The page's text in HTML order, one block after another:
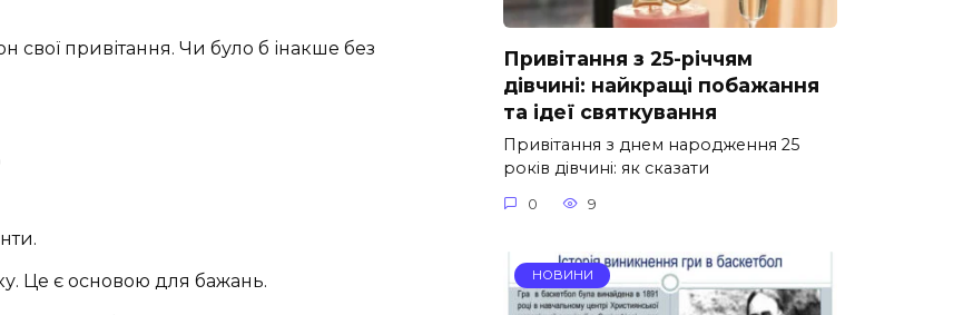
свої привітання. Чи було б інакше без
Це є основою для бажань.
Привітання з 25-річчям
дівчині: найкращі побажання
та ідеї святкування
Привітання з днем народження 25
років дівчині: як сказати
0 9
НОВИНИ